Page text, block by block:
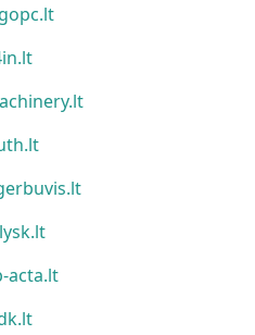
acta.lt